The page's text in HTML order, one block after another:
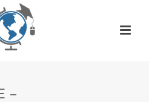
–